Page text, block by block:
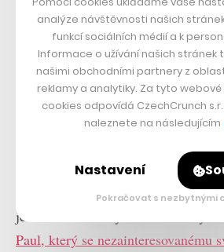
a streameři na platformě Twitch.
nejvýraznějších je například Tyler
jenž na této hře vydělává miliony
Paul, který se nezainteresovanému
analýze návštěvnosti našich
funkcí sociálních médií a k
Informace o užívání našich stránek
našimi obchodními partnery z
reklamy a analytiky. Za tyto
cookies odpovídá CzechCrunch
naleznete na následujícím
Nastavení
Pokračovat s nezbytnými